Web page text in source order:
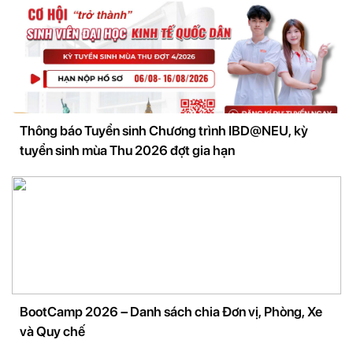
Thông báo Tuyển sinh Chương trình IBD@NEU, kỳ
tuyển sinh mùa Thu 2026 đợt gia hạn
BootCamp 2026 – Danh sách chia Đơn vị, Phòng, Xe
và Quy chế